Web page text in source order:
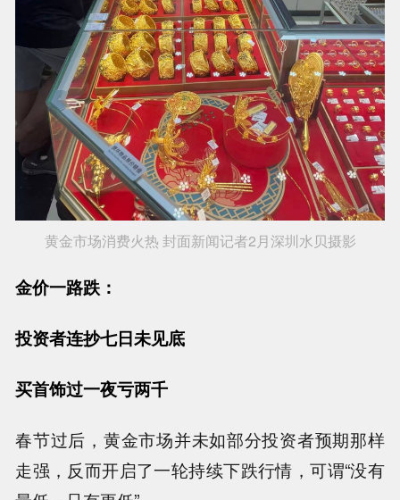
黄金市场消费火热 封面新闻记者2月深圳水贝摄影
金价一路跌：
投资者连抄七日未见底
买首饰过一夜亏两千
春节过后，黄金市场并未如部分投资者预期那样
走强，反而开启了一轮持续下跌行情，可谓“没有